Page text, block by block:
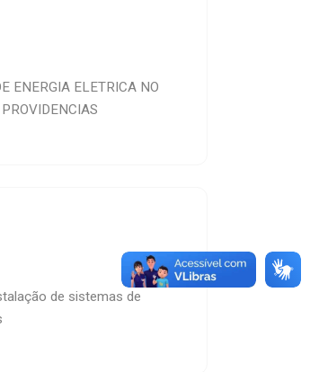
ENERGIA ELETRICA NO
de sistemas de